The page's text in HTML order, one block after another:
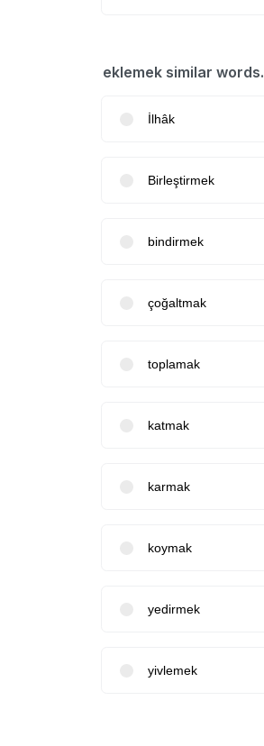
eklemek similar words.
İlhâk
Birleştirmek
bindirmek
çoğaltmak
toplamak
katmak
karmak
koymak
yedirmek
yivlemek